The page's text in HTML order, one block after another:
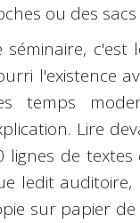
ou des sacs
séminaire, c'est
l'existence
temps
Lire
lignes de
ledit auditoire,
sur papier